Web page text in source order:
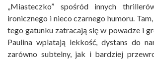
„Miasteczko” spośród innych
ironicznego i nieco czarnego humoru.
tego gatunku zatracają się w powadze i
Paulina wplatają lekkość, dystans do
zarówno subtelny, jak i bardziej